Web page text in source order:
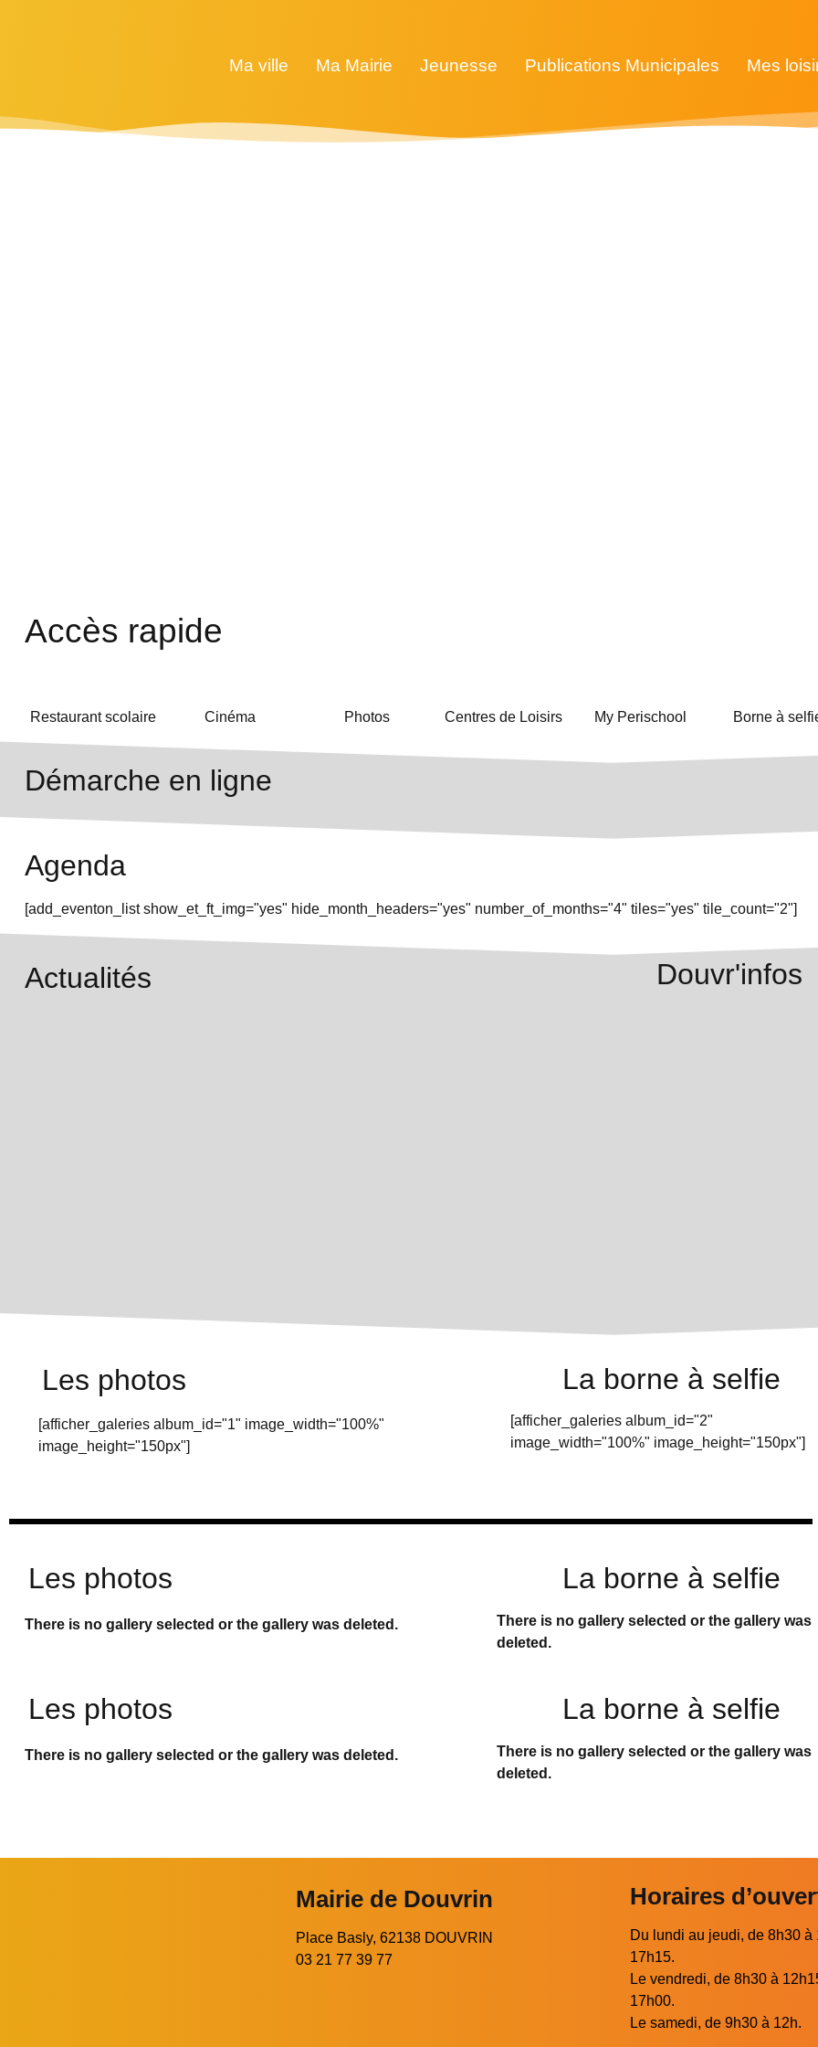
Ma ville Ma Mairie Jeunesse Publications Municipales Mes
Accès rapide
Restaurant scolaire Cinéma Photos Centres de Loisirs My Perischool Borne à
Démarche en ligne
Agenda
[add_eventon_list show_et_ft_img="yes" hide_month_headers="yes" number_of_months="4" tiles="yes" tile_count="2"]
Actualités Douvr'infos
Les photos
[afficher_galeries album_id="1" image_width="100%"
image_height="150px"]
La borne à selfie
[afficher_galeries album_id="2"
image_width="100%" image_height="150px"]
Les photos
There is no gallery selected or the gallery was deleted.
La borne à selfie
There is no gallery selected or the gallery was
deleted.
Les photos
There is no gallery selected or the gallery was deleted.
La borne à selfie
There is no gallery selected or the gallery was
deleted.
Mairie de Douvrin
Place Basly, 62138 DOUVRIN
03 21 77 39 77
Horaires
Du lundi au jeudi, de 8h30
17h15.
Le vendredi, de 8h30 à
17h00.
Le samedi, de 9h30 à 12h.